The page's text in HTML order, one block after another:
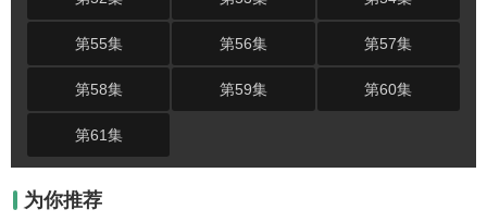
第55集 第56集 第57集
第58集 第59集 第60集
第61集
为你推荐